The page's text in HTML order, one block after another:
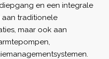
en een integrale
aan traditionele
maar ook aan